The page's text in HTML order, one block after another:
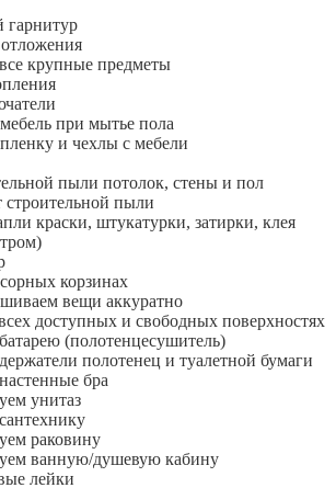
гарнитур
крупные предметы
при мытье пола
и чехлы с мебели
пыли потолок, стены и пол
строительной пыли
краски, штукатурки, затирки, клея
корзинах
вещи аккуратно
доступных и свободных поверхностях
(полотенцесушитель)
полотенец и туалетной бумаги
бра
унитаз
раковину
ванную/душевую кабину
лейки